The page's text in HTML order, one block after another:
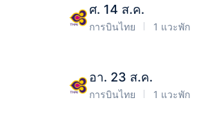
ศ. 14 ส.ค.
การบินไทย 1 แวะพัก
อา. 23 ส.ค.
การบินไทย 1 แวะพัก